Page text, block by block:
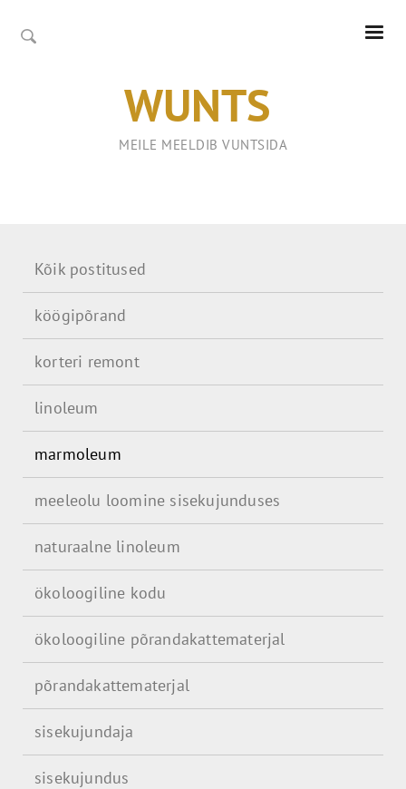
WUNTS
MEILE MEELDIB VUNTSIDA
Kõik postitused
köögipõrand
korteri remont
linoleum
marmoleum
meeleolu loomine sisekujunduses
naturaalne linoleum
ökoloogiline kodu
ökoloogiline põrandakattematerjal
põrandakattematerjal
sisekujundaja
sisekujundus